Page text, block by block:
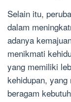
Selain itu,
dalam
adanya
menikmati
yang memiliki
kehidupan,
beragam